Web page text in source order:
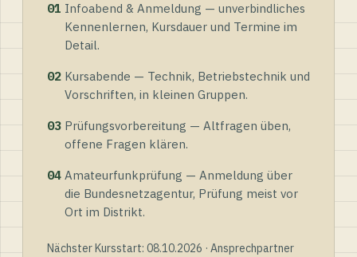
01 Infoabend & Anmeldung — unverbindliches
Kennenlernen, Kursdauer und Termine im
Detail.
02 Kursabende — Technik, Betriebstechnik und
Vorschriften, in kleinen Gruppen.
03 Prüfungsvorbereitung — Altfragen üben,
offene Fragen klären.
04 Amateurfunkprüfung — Anmeldung über
die Bundesnetzagentur, Prüfung meist vor
Ort im Distrikt.
Nächster Kursstart: 08.10.2026 · Ansprechpartner